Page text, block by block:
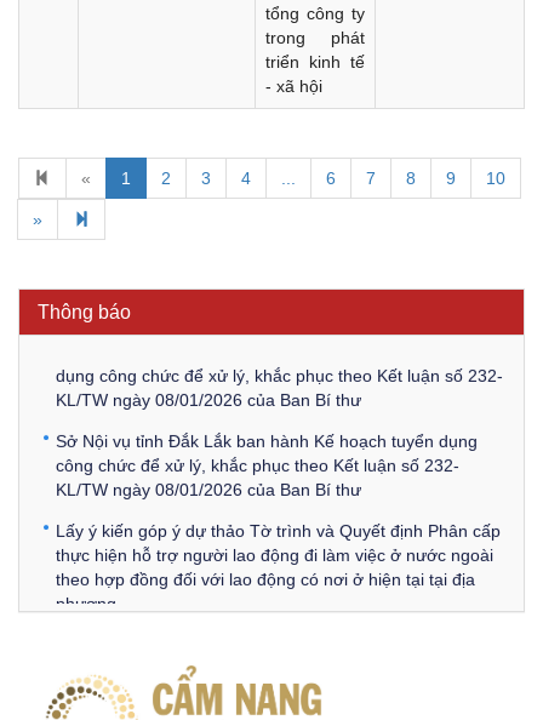
tổng công ty
trong phát
triển kinh tế
- xã hội
« 1 2 3 4 6 7 8 9 10
»
Thông báo
Kế hoạch Kiểm tra, sát hạch để tiếp nhận vào làm công
chức tỉnh Đắk Lắk năm 2026
KL/TW ngày 08/01/2026 của Ban Bí thư
Thông báo Về việc đăng tải các văn bản ôn tập kỳ tuyển
dụng công chức để xử lý, khắc phục theo Kết luận số 232-
KL/TW ngày 08/01/2026 của Ban Bí thư
Sở Nội vụ tỉnh Đắk Lắk ban hành Kế hoạch tuyển dụng
công chức để xử lý, khắc phục theo Kết luận số 232-
KL/TW ngày 08/01/2026 của Ban Bí thư
Lấy ý kiến góp ý dự thảo Tờ trình và Quyết định Phân cấp
thực hiện hỗ trợ người lao động đi làm việc ở nước ngoài
theo hợp đồng đối với lao động có nơi ở hiện tại tại địa
phương
địa bàn tỉnh Đắk Lắk theo trình tự, thủ tục rút gọn trong
xây dựng, ban hành văn bản quy phạm pháp luật